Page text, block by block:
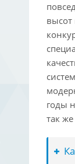
высот
годы
так